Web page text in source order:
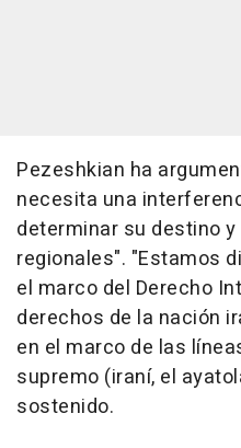
Pezeshkian ha
necesita una
determinar su destino
regionales". "Estamos
el marco del Derecho
derechos de la nación
en el marco de las
supremo (iraní, el
sostenido.